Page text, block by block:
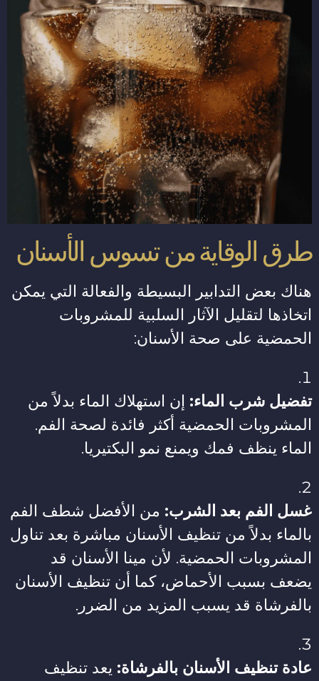
طرق الوقاية من تسوس الأسنان
هناك بعض التدابير البسيطة والفعالة التي يمكن
اتخاذها لتقليل الآثار السلبية للمشروبات
الحمضية على صحة الأسنان:
تفضيل شرب الماء: إن استهلاك الماء بدلاً من
المشروبات الحمضية أكثر فائدة لصحة الفم.
الماء ينظف فمك ويمنع نمو البكتيريا.
غسل الفم بعد الشرب: من الأفضل شطف الفم
بالماء بدلاً من تنظيف الأسنان مباشرة بعد تناول
المشروبات الحمضية. لأن مينا الأسنان قد
يضعف بسبب الأحماض، كما أن تنظيف الأسنان
بالفرشاة قد يسبب المزيد من الضرر.
عادة تنظيف الأسنان بالفرشاة: يعد تنظيف